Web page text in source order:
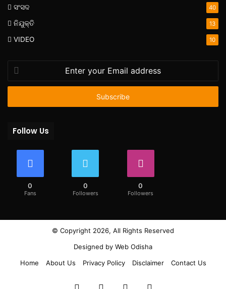
ସଂସଦ 40
ନିଯୁକ୍ତି 13
VIDEO 10
your
Email
Follow Us
0
Fans
0
Followers
0
Followers
© Copyright 2026, All Rights Reserved
Designed by Web Odisha
Home
About Us Privacy Policy Disclaimer Contact Us